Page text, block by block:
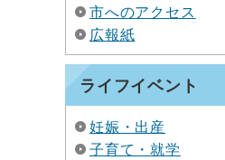
市へのアクセス
広報紙
ライフイベント
妊娠・出産
子育て・就学